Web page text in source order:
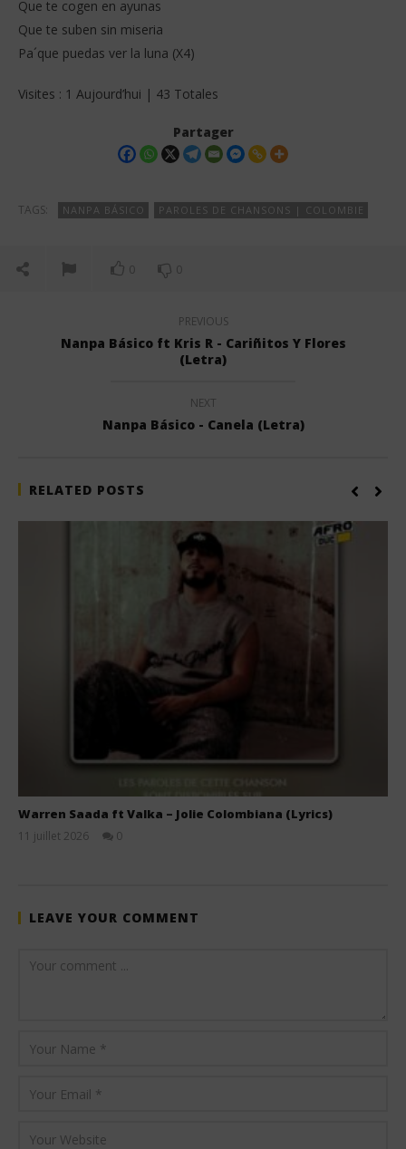
Que te cogen en ayunas
Que te suben sin miseria
Pa´que puedas ver la luna (X4)
Visites : 1 Aujourd’hui | 43 Totales
Partager
TAGS: NANPA BÁSICO PAROLES DE CHANSONS | COLOMBIE
0 0
PREVIOUS
Nanpa Básico ft Kris R - Cariñitos Y Flores
(Letra)
NEXT
Nanpa Básico - Canela (Letra)
RELATED POSTS
Warren Saada ft Valka – Jolie Colombiana (Lyrics)
11 juillet 2026
0
LEAVE YOUR COMMENT